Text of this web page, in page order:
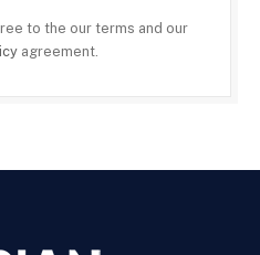
to the our terms and our
agreement.